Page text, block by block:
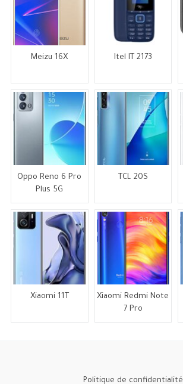
Meizu 16X Itel IT 2173
Oppo Reno 6 Pro
Plus 5G
TCL 20S
Xiaomi 11T
Xiaomi Redmi Note
7 Pro
Politique de confidentialité